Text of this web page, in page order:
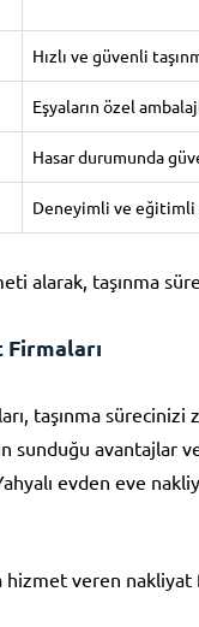
Hızlı ve güvenli
Eşyaların özel
Hasar durumunda
Deneyimli ve eğitimli
alarak, taşınma
Firmaları
taşınma
sunduğu avantajlar
evden eve
hizmet veren